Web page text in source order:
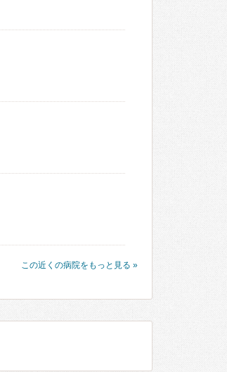
この近くの病院をもっと見る »